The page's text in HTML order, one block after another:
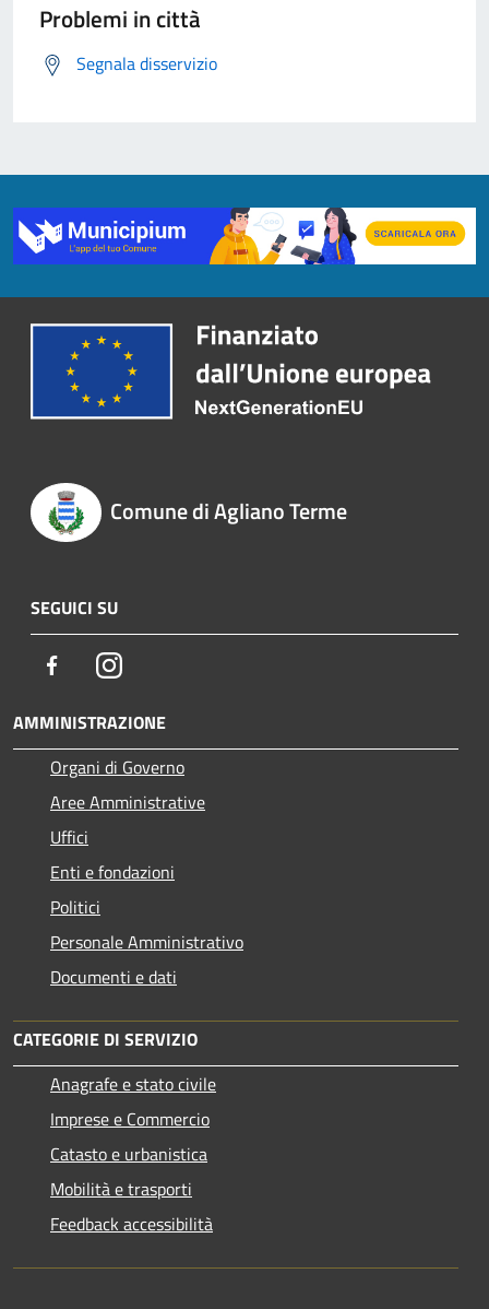
Problemi in città
Segnala disservizio
Comune di Agliano Terme
SEGUICI SU
FacebookInstagram
AMMINISTRAZIONE
Organi di Governo
Aree Amministrative
Uffici
Enti e fondazioni
Politici
Personale Amministrativo
Documenti e dati
CATEGORIE DI SERVIZIO
Anagrafe e stato civile
Imprese e Commercio
Catasto e urbanistica
Mobilità e trasporti
Feedback accessibilità